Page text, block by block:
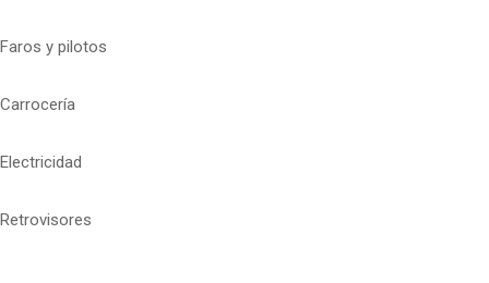
Faros y pilotos
Carrocería
Electricidad
Retrovisores